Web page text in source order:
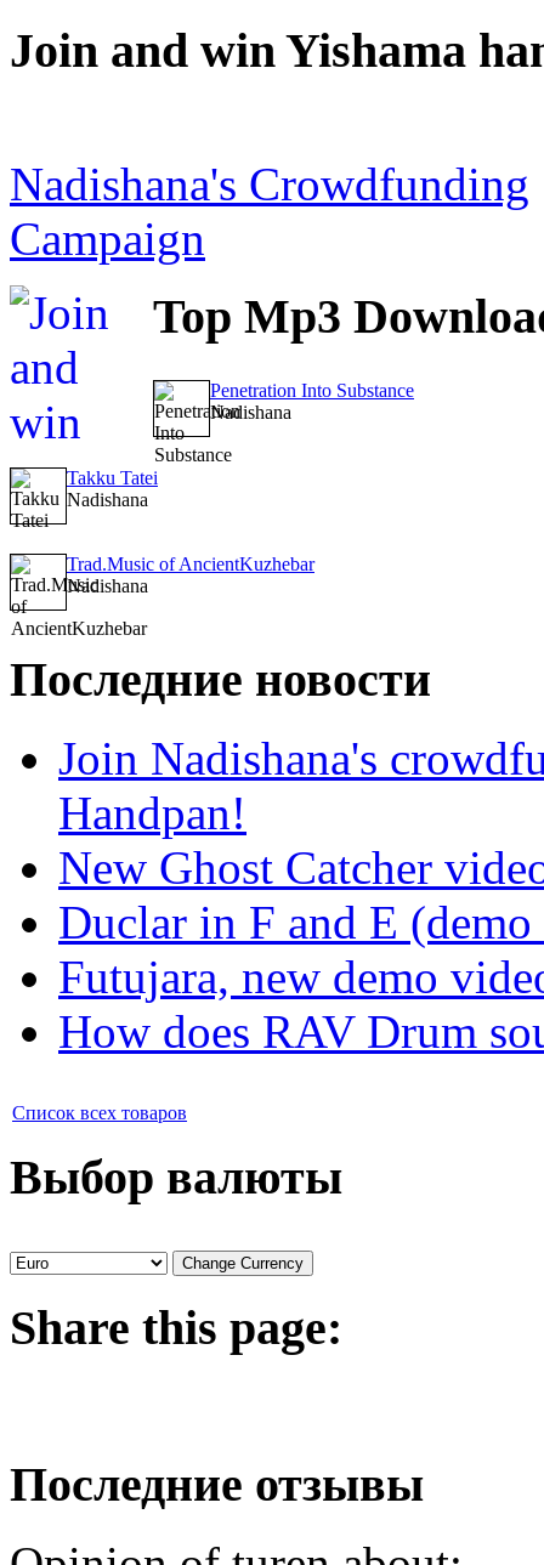
Join and win Yishama
Nadishana's Crowdfunding
Campaign
Top Mp3
Penetration Into Substance
Nadishana
Takku Tatei
Nadishana
Trad.Music of AncientKuzhebar
Nadishana
Последние новости
Join Nadishana's
Handpan!
New Ghost Catcher
Duclar in F and E
Futujara, new demo
How does RAV Drum
Список всех товаров
Выбор валюты
Share this page:
Последние отзывы